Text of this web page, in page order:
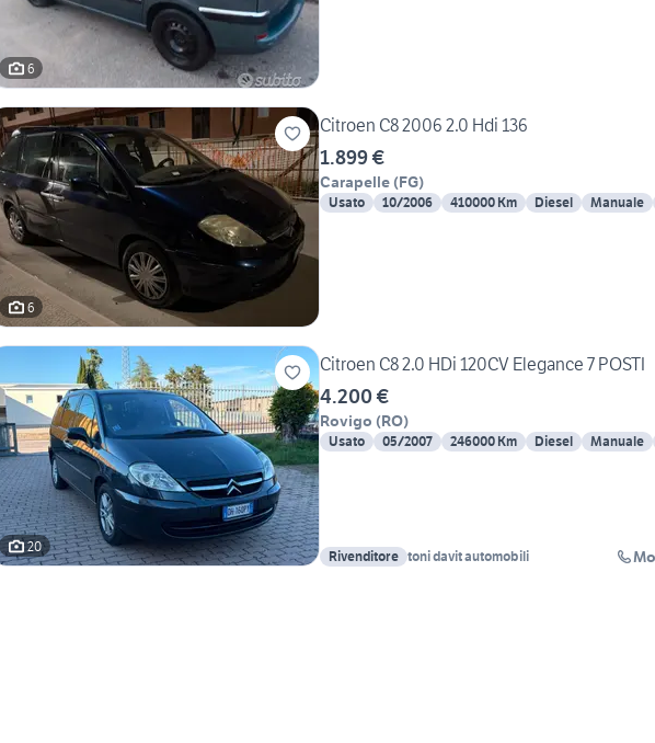
6
6
Citroen C8 2006 2.0 Hdi 136
1.899 €
Carapelle (FG)
Usato 10/2006 410000 Km Diesel Manuale
20
Citroen C8 2.0 HDi 120CV Elegance 7 POSTI
4.200 €
Rovigo (RO)
Usato 05/2007 246000 Km Diesel Manuale
Rivenditore toni davit automobili